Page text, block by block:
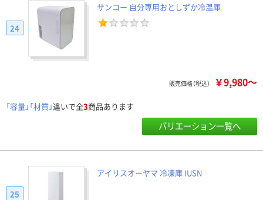
サンコー 自分専用おとしずか冷温庫
24
販売価格（税込） ￥9,980～
「容量」「材質」違いで全3商品あります
バリエーション一覧へ
アイリスオーヤマ 冷凍庫 IUSN
25